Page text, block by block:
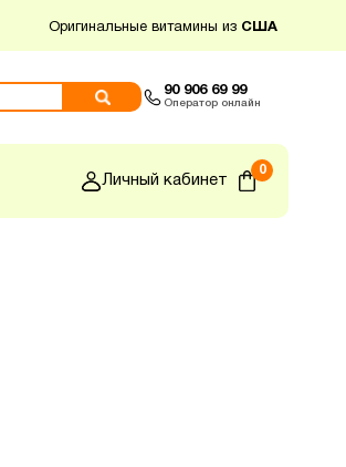
Оригинальные витамины из США
90 906 69 99
Оператор онлайн
Личный кабинет
0